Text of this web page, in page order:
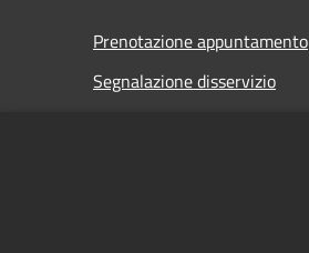
Prenotazione appuntamento
Segnalazione disservizio